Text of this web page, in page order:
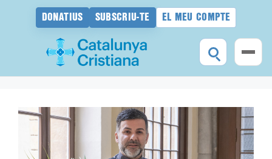
DONATIUS SUBSCRIU-TE EL MEU COMPTE
contingut